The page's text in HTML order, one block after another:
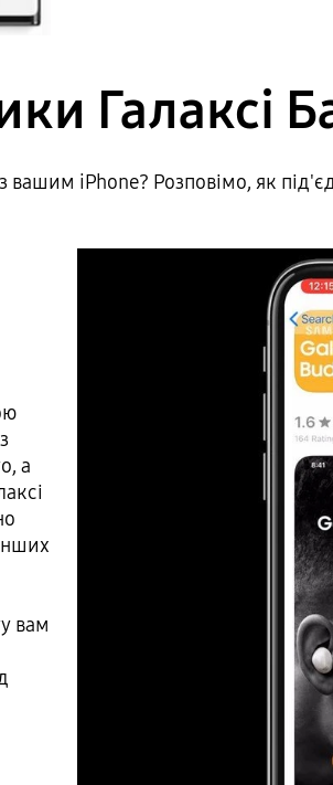
Галаксі
iPhone? Розповімо, як
а
вам